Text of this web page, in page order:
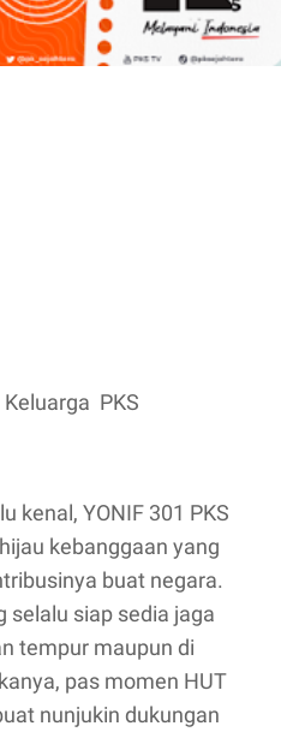
PKS
kenal, YONIF 301 PKS
kebanggaan yang
buat negara.
selalu siap sedia jaga
tempur maupun di
pas momen HUT
nunjukin dukungan